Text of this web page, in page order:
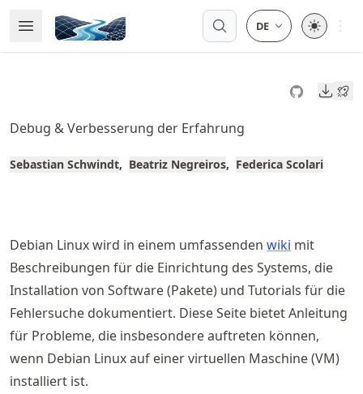
to
article
to
article
content
Open Menu
Made with MyST
Open
Debug & Verbesserung der Erfahrung
Sebastian Schwindt Beatriz Negreiros Federica Scolari
Debian Linux wird in einem umfassenden wiki mit
Beschreibungen für die Einrichtung des Systems, die
Installation von Software (Pakete) und Tutorials für die
Fehlersuche dokumentiert. Diese Seite bietet Anleitung
für Probleme, die insbesondere auftreten können,
wenn Debian Linux auf einer virtuellen Maschine (VM)
installiert ist.